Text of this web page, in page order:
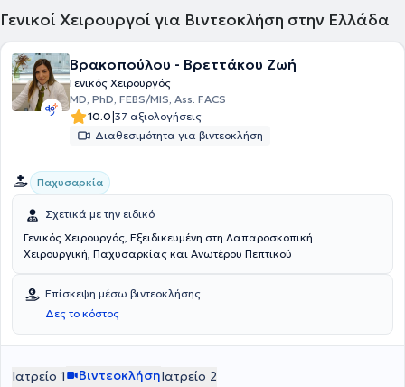
"Μποδοσάκειο", στο Γενικό Νοσοκομείο Κοζάνης "Μαμάτσειο", στο
Κέντρο Υγείας Σιάτιστας και στο τμήμα επειγόντων χειρουργείων,
μικροεπεμβάσεων και αγγειοχειρουργικής του Νοσοκομείου
"Παπαγεωργίου". Σήμερα διατελεί επιστημονικός συνεργάτης στο
Πανεπιστημιακό Νοσοκομείο Θεσσαλονίκης ΑΧΕΠΑ και ηγείται
πληθώρας ογκολογικών και άλλων επεμβάσεων με έμφαση στις
περιπτώσεις που αφορούν τον μαστό, στην Euromedica Γενική
Κλινική Θεσσαλονίκης, στην Ιδιωτική Κλινική Θεσσαλονίκης "Άγιος
Λουκάς", καθώς και στην Genesis Clinc Θεσσαλονίκης, όπου
Γενικοί Χειρουργοί για Βιντεοκλήση στην Ελλάδα
Βρακοπούλου - Βρεττάκου Ζωή
Γενικός Χειρουργός
MD, PhD, FEBS/MIS, Ass. FACS
10.0|37 αξιολογήσεις
Διαθεσιμότητα για βιντεοκλήση
Παχυσαρκία
Σχετικά με την ειδικό
Γενικός Χειρουργός, Εξειδικευμένη στη Λαπαροσκοπική
Χειρουργική, Παχυσαρκίας και Ανωτέρου Πεπτικού
Επίσκεψη μέσω βιντεοκλήσης
Δες το κόστος
Ιατρείο 1 ΒιντεοκλήσηΙατρείο 2